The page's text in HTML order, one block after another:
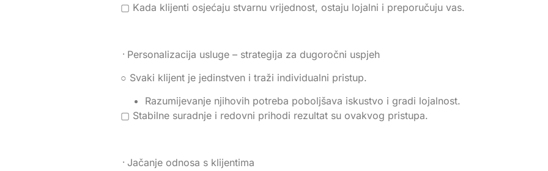
▢ Kada klijenti osjećaju stvarnu vrijednost, ostaju lojalni i preporučuju vas.
᠂ Personalizacija usluge – strategija za dugoročni uspjeh
○ Svaki klijent je jedinstven i traži individualni pristup.
Razumijevanje njihovih potreba poboljšava iskustvo i gradi lojalnost.
▢ Stabilne suradnje i redovni prihodi rezultat su ovakvog pristupa.
᠂ Jačanje odnosa s klijentima